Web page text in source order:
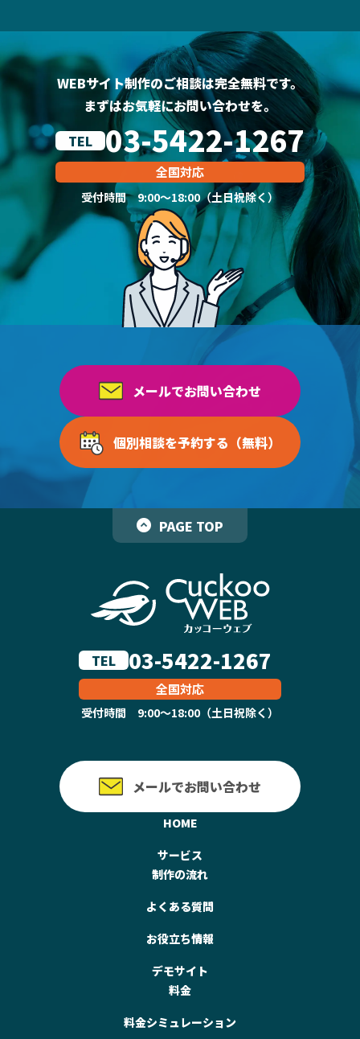
WEBサイト制作のご相談は完全無料です。
まずはお気軽にお問い合わせを。
TEL
03-5422-1267
全国対応
受付時間 9:00～18:00（土日祝除く）
メールでお問い合わせ
個別相談を予約する（無料）
PAGE TOP
TEL 03-5422-1267
全国対応
受付時間 9:00～18:00（土日祝除く）
メールでお問い合わせ
HOME
サービス
制作の流れ
よくある質問
お役立ち情報
デモサイト
料金
料金シミュレーション